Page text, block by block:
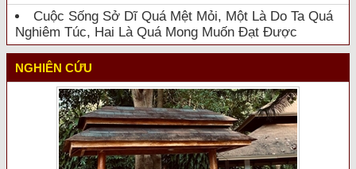
Cuộc Sống Sở Dĩ Quá Mệt Mỏi, Một Là Do Ta Quá
Nghiêm Túc, Hai Là Quá Mong Muốn Đạt Được
NGHIÊN CỨU